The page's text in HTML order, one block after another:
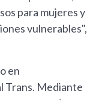
para mujeres y
vulnerables",
en
Trans. Mediante